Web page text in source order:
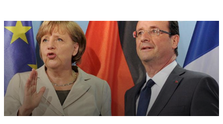
αναφέρει σχετική ανακοίνωση, με την υπογραφή του
Μανιφέστου το ΙΠΕ επιβεβαίωσε τη στήριξή του για
τη θέσπιση ενός πλαισίου για την υποστήριξη της
ίδρυσης και λειτουργίας νέων καινοτόμων
επιχειρήσεων στην Κύπρο, καθώς και τη βελτίωση του
επιχειρηματικού οικοσυστήματος.